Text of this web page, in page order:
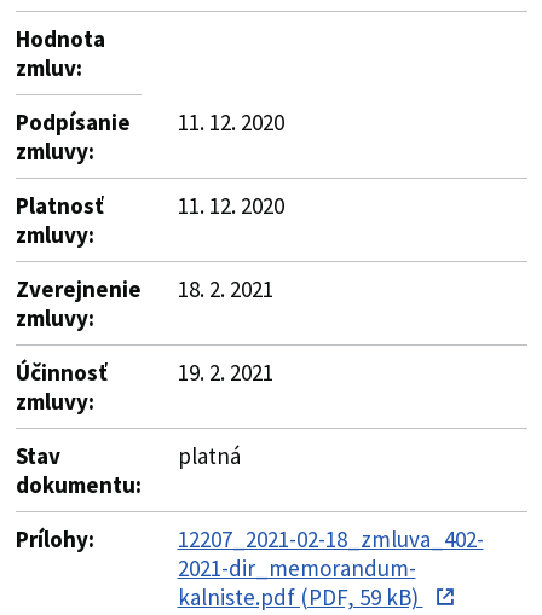
Hodnota
zmluv:
Podpísanie
zmluvy:
11. 12. 2020
Platnosť
zmluvy:
11. 12. 2020
Zverejnenie
zmluvy:
18. 2. 2021
Účinnosť
zmluvy:
19. 2. 2021
Stav
dokumentu:
platná
Prílohy:
12207_2021-02-18_zmluva_402-
2021-dir_memorandum-
kalniste.pdf (PDF, 59 kB)